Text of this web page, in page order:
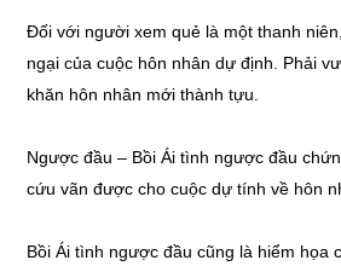
Đối với người xem quẻ là một thanh
ngại của cuộc hôn nhân dự định. Phải
khăn hôn nhân mới thành tựu.
Ngược đầu – Bồi Ái tình ngược đầu
cứu vãn được cho cuộc dự tính về hôn
Bồi Ái tình ngược đầu cũng là hiểm họa